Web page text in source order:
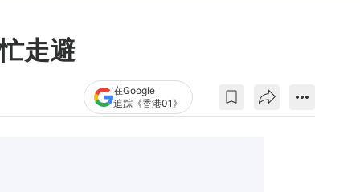
走避
在Google
追踪《香港01》